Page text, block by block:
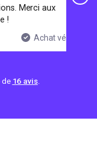
aux
Achat vérifié
de 16 avis.